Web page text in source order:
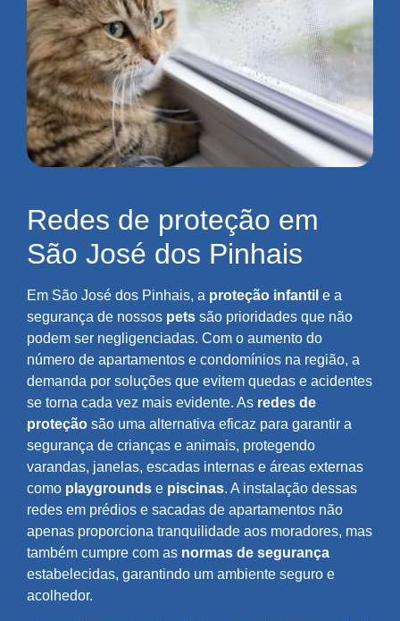
Redes de proteção em
São José dos Pinhais
Em São José dos Pinhais, a proteção infantil e a
segurança de nossos pets são prioridades que não
podem ser negligenciadas. Com o aumento do
número de apartamentos e condomínios na região, a
demanda por soluções que evitem quedas e acidentes
se torna cada vez mais evidente. As redes de
proteção são uma alternativa eficaz para garantir a
segurança de crianças e animais, protegendo
varandas, janelas, escadas internas e áreas externas
como playgrounds e piscinas. A instalação dessas
redes em prédios e sacadas de apartamentos não
apenas proporciona tranquilidade aos moradores, mas
também cumpre com as normas de segurança
estabelecidas, garantindo um ambiente seguro e
acolhedor.